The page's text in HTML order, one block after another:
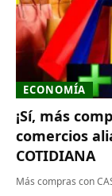
ECONOMÍA
¡Sí, más
comercios
COTIDIANA
Más compras con